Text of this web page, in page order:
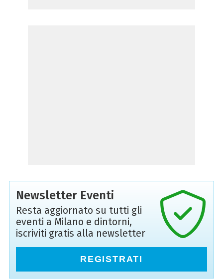
Newsletter Eventi
Resta aggiornato su tutti gli
eventi a Milano e dintorni,
iscriviti gratis alla newsletter
REGISTRATI